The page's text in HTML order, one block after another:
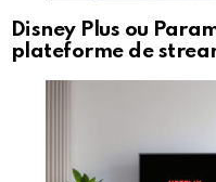
Disney Plus ou
plateforme de